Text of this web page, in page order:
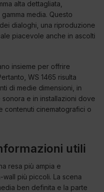
alta dettagliata,
media. Questo
dialoghi, una riproduzione
piacevole anche in ascolti
insieme per offrire
WS 1465 risulta
di medie dimensioni, in
e in installazioni dove
contenuti cinematografici o
utili
resa più ampia e
più piccoli. La scena
ben definita e la parte